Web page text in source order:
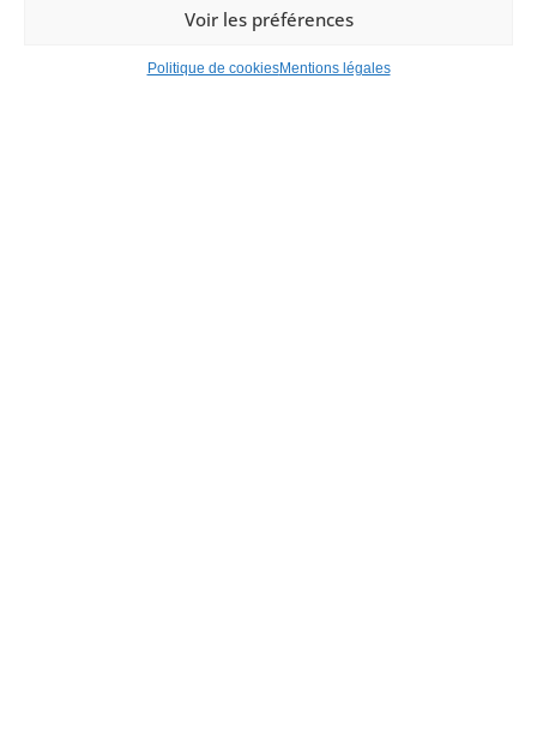
Voir les préférences
Politique de cookiesMentions légales